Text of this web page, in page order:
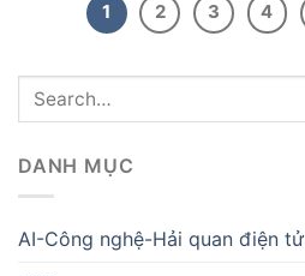
1 2 3 4
DANH MỤC
AI-Công nghệ-Hải quan điện tử